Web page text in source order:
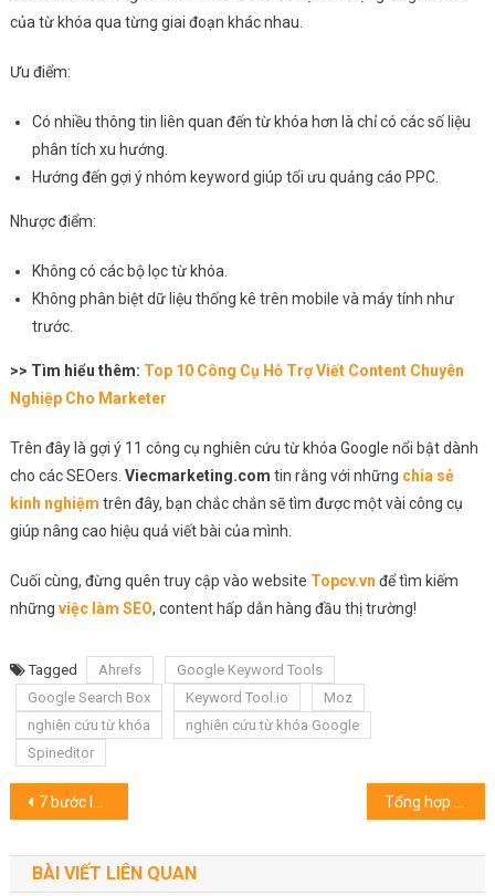
của từ khóa qua từng giai đoạn khác nhau.
Ưu điểm:
Có nhiều thông tin liên quan đến từ khóa hơn là chỉ có các số liệu
phân tích xu hướng.
Hướng đến gợi ý nhóm keyword giúp tối ưu quảng cáo PPC.
Nhược điểm:
Không có các bộ lọc từ khóa.
Không phân biệt dữ liệu thống kê trên mobile và máy tính như
trước.
>> Tìm hiểu thêm: Top 10 Công Cụ Hỗ Trợ Viết Content Chuyên
Nghiệp Cho Marketer
Trên đây là gợi ý 11 công cụ nghiên cứu từ khóa Google nổi bật dành
cho các SEOers. Viecmarketing.com tin rằng với những chia sẻ
kinh nghiệm trên đây, bạn chắc chắn sẽ tìm được một vài công cụ
giúp nâng cao hiệu quả viết bài của mình.
Cuối cùng, đừng quên truy cập vào website Topcv.vn để tìm kiếm
những việc làm SEO, content hấp dẫn hàng đầu thị trường!
Tagged Ahrefs
Google Keyword Tools
Google Search Box
Keyword Tool.io
Moz
nghiên cứu từ khóa
nghiên cứu từ khóa Google
Spineditor
Điều
hướng
7 bước lập kế hoạch chạy quảng cáo trên Zalo tối ưu cho người mới
BÀI VIẾT LIÊN QUAN